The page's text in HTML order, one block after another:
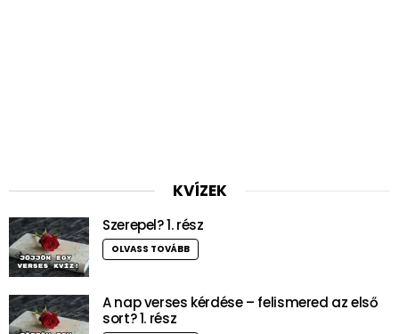
KVÍZEK
Szerepel? 1. rész
OLVASS TOVÁBB
A nap verses kérdése – felismered az első
sort? 1. rész